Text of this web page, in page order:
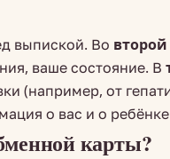
выпиской. Во
ваше состояние. В
(например, от
о вас и о ребёнке
карты?